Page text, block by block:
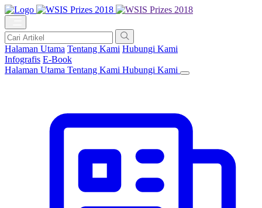
Halaman Utama Tentang Kami Hubungi Kami
Infografis E-Book
Halaman Utama Tentang Kami Hubungi Kami